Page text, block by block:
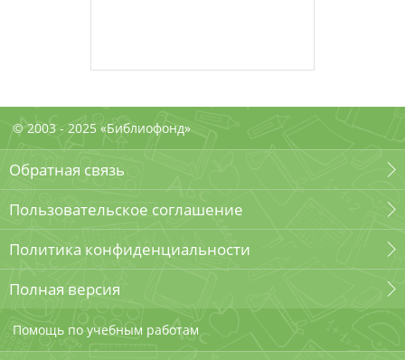
© 2003 - 2025 «Библиофонд»
Обратная связь
Пользовательское соглашение
Политика конфиденциальности
Полная версия
Помощь по учебным работам